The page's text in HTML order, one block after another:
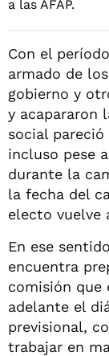
Con el
armado de
gobierno y
y acapararon
social
incluso pese
durante la
la fecha del
electo vuelve
En ese
encuentra
comisión que
adelante el
previsional,
trabajar en